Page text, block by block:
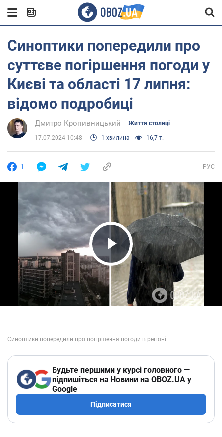
Синоптики попередили про
суттєве погіршення погоди у
Києві та області 17 липня:
відомо подробиці
Дмитро Кропивницький Життя столиці
17.07.2024 10:48 1 хвилина 16,7 т.
1 РУС
Play Video
Будьте першими у курсі головного —
підпишіться на Новини на OBOZ.UA у
Google
Підписатися